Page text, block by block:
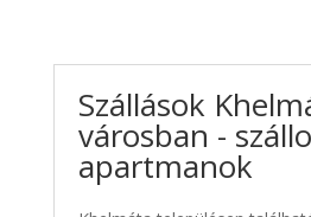
Szállások
városban -
apartmanok